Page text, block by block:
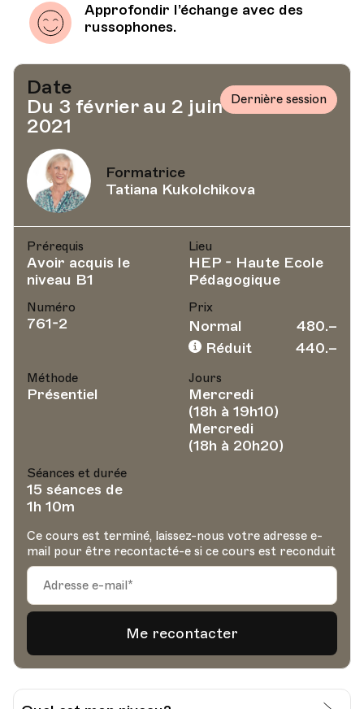
Approfondir l’échange avec des
russophones.
Date
Du 3 février au 2 juin
2021
Dernière session
Formatrice
Tatiana Kukolchikova
Prérequis
Avoir acquis le
niveau B1
Lieu
HEP - Haute Ecole
Pédagogique
Numéro
761-2
Prix
Normal
480.–
Réduit
440.–
Méthode
Présentiel
Jours
Mercredi
(18h à 19h10)
Mercredi
(18h à 20h20)
Séances et durée
15 séances de
1h 10m
Ce cours est terminé, laissez-nous votre adresse e-
mail pour être recontacté-e si ce cours est reconduit